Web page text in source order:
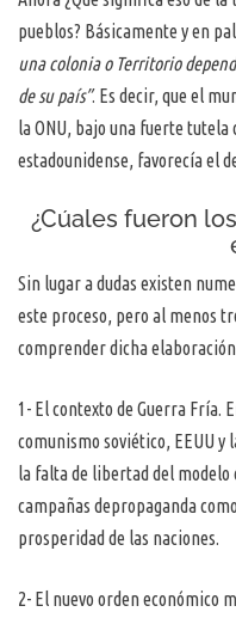
pueblos? Básicamente y en
una colonia o Territorio
de su país”. Es decir, que el
la ONU, bajo una fuerte
estadounidense, favorecía el
¿Cúales fueron
Sin lugar a dudas existen
este proceso, pero al menos
comprender dicha
1- El contexto de Guerra Fría.
comunismo soviético, EEUU
la falta de libertad del
campañas depropaganda
prosperidad de las naciones.
2- El nuevo orden económico